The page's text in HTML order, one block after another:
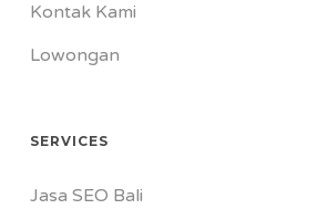
Kontak Kami
Lowongan
SERVICES
Jasa SEO Bali